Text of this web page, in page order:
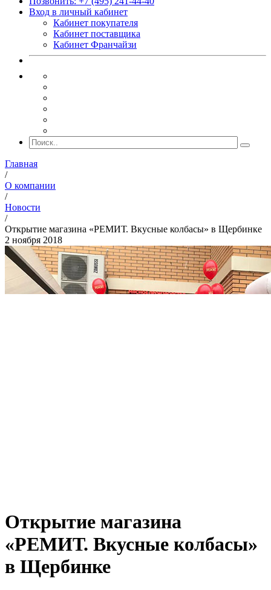
Вход в личный кабинет
Кабинет покупателя
Кабинет поставщика
Кабинет Франчайзи
Главная
/
О компании
/
Новости
/
Открытие магазина «РЕМИТ. Вкусные колбасы» в Щербинке
2 ноября 2018
Открытие магазина
«РЕМИТ. Вкусные колбасы»
в Щербинке